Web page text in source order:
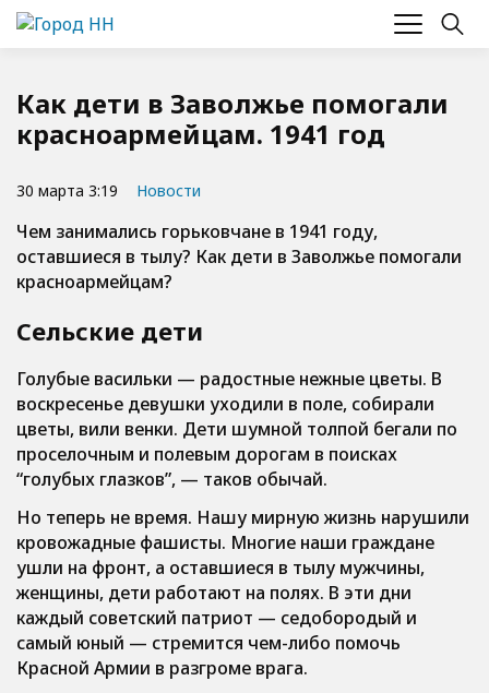
Как дети в Заволжье помогали
красноармейцам. 1941 год
30 марта 3:19 Новости
Чем занимались горьковчане в 1941 году,
оставшиеся в тылу? Как дети в Заволжье помогали
красноармейцам?
Сельские дети
Голубые васильки — радостные нежные цветы. В
воскресенье девушки уходили в поле, собирали
цветы, вили венки. Дети шумной толпой бегали по
проселочным и полевым дорогам в поисках
“голубых глазков”, — таков обычай.
Но теперь не время. Нашу мирную жизнь нарушили
кровожадные фашисты. Многие наши граждане
ушли на фронт, а оставшиеся в тылу мужчины,
женщины, дети работают на полях. В эти дни
каждый советский патриот — седобородый и
самый юный — стремится чем-либо помочь
Красной Армии в разгроме врага.